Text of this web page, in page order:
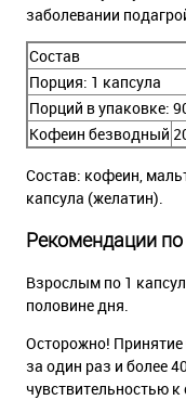
заболевании
Состав
Порция: 1 капсула
Порций в упаковке:
Кофеин безводный
Состав: кофеин,
капсула (желатин).
Рекомендации
Взрослым по 1
половине дня.
Осторожно!
за один раз и более
чувствительностью